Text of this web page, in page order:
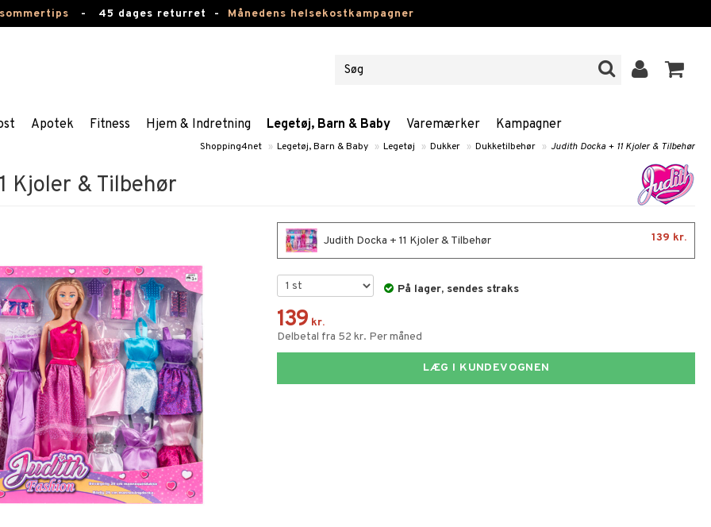
- 45 dages returret - Månedens helsekostkampagner
Apotek Fitness Hjem & Indretning Legetøj, Barn & Baby Varemærker Kampagner
Shopping4net » Legetøj, Barn & Baby » Legetøj » Dukker » Dukketilbehør » Judith Docka + 11 Kjoler & Tilbehør
Kjoler & Tilbehør
Judith Docka + 11 Kjoler & Tilbehør 139 kr.
På lager, sendes straks
139 kr.
Delbetal fra 52 kr. Per måned
LÆG I KUNDEVOGNEN